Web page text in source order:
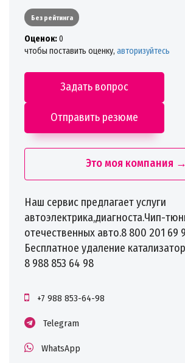
Без рейтинга
Oценок:0
чтобы поставить оценку, авторизуйтесь
Задать вопрос
Отправить резюме
Это моя компания →
Наш сервис предлагает услуги
автоэлектрика,диагноста.Чип-
отечественных авто.8 800 201 69
Бесплатное удаление
8 988 853 64 98
+7 988 853-64-98
Telegram
WhatsApp